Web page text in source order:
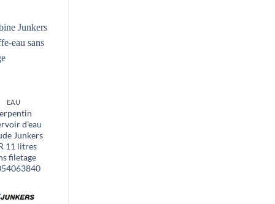
EAU
d'eau
Junkers
11 litres
filetage